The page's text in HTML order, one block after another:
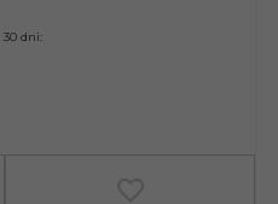
dni: